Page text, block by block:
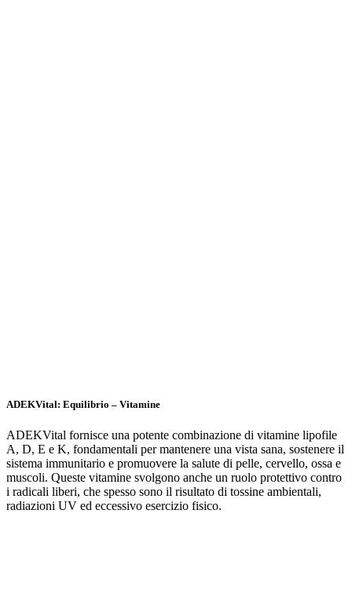
ADEKVital: Equilibrio – Vitamine
ADEKVital fornisce una potente combinazione di vitamine lipofile
A, D, E e K, fondamentali per mantenere una vista sana, sostenere il
sistema immunitario e promuovere la salute di pelle, cervello, ossa e
muscoli. Queste vitamine svolgono anche un ruolo protettivo contro
i radicali liberi, che spesso sono il risultato di tossine ambientali,
radiazioni UV ed eccessivo esercizio fisico.